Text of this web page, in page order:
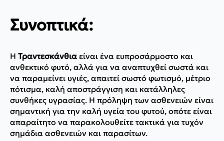
Συνοπτικά:
Η Τραντεσκάνθια είναι ένα ευπροσάρμοστο και
ανθεκτικό φυτό, αλλά για να αναπτυχθεί σωστά και
να παραμείνει υγιές, απαιτεί σωστό φωτισμό, μέτριο
πότισμα, καλή αποστράγγιση και κατάλληλες
συνθήκες υγρασίας. Η πρόληψη των ασθενειών είναι
σημαντική για την καλή υγεία του φυτού, οπότε είναι
απαραίτητο να παρακολουθείτε τακτικά για τυχόν
σημάδια ασθενειών και παρασίτων.